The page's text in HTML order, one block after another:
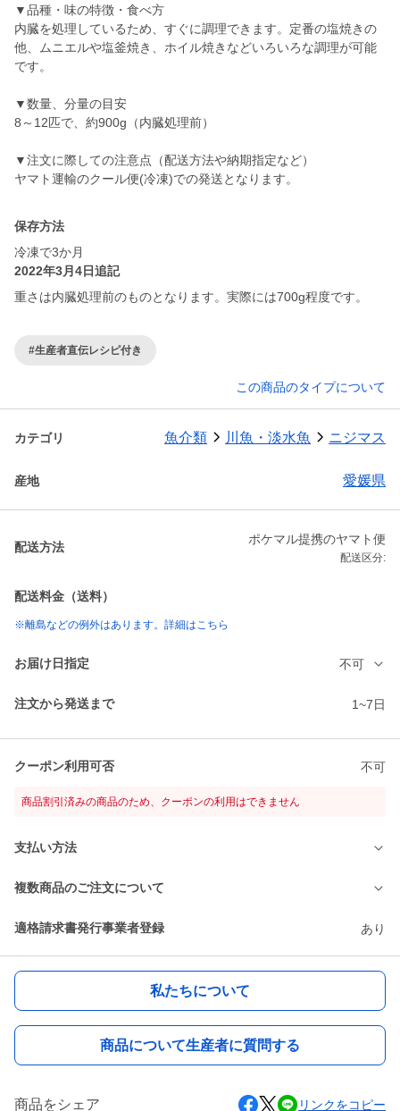
▼品種・味の特徴・食べ方
内臓を処理しているため、すぐに調理できます。定番の塩焼きの
他、ムニエルや塩釜焼き、ホイル焼きなどいろいろな調理が可能
です。
▼数量、分量の目安
8～12匹で、約900g（内臓処理前）
▼注文に際しての注意点（配送方法や納期指定など）
ヤマト運輸のクール便(冷凍)での発送となります。
保存方法
冷凍で3か月
2022年3月4日追記
重さは内臓処理前のものとなります。実際には700g程度です。
#生産者直伝レシピ付き
この商品のタイプについて
カテゴリ 魚介類 川魚・淡水魚 ニジマス
産地 愛媛県
配送方法
ポケマル提携のヤマト便
配送区分:
配送料金（送料）
※離島などの例外はあります。詳細はこちら
お届け日指定 不可
注文から発送まで 1~7日
クーポン利用可否 不可
商品割引済みの商品のため、クーポンの利用はできません
支払い方法
複数商品のご注文について
適格請求書発行事業者登録 あり
私たちについて
商品について生産者に質問する
商品をシェア リンクをコピー